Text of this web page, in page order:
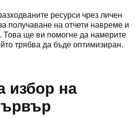
ресурси чрез личен
получаване на отчети навреме и
Това ще ви помогне да намерите
трябва да бъде оптимизиран.
избор на